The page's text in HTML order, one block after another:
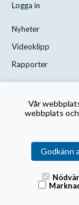
Logga in
Nyheter
Videoklipp
Rapporter
Kontakta oss
Vår
webbplats
Godkänn